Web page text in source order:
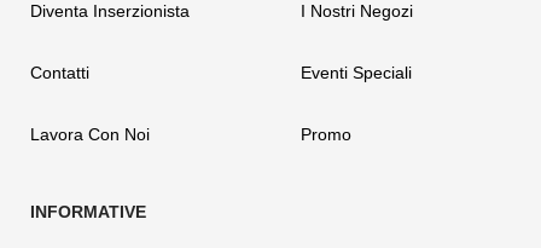
Diventa Inserzionista
Contatti
Lavora Con Noi
I Nostri Negozi
Eventi Speciali
Promo